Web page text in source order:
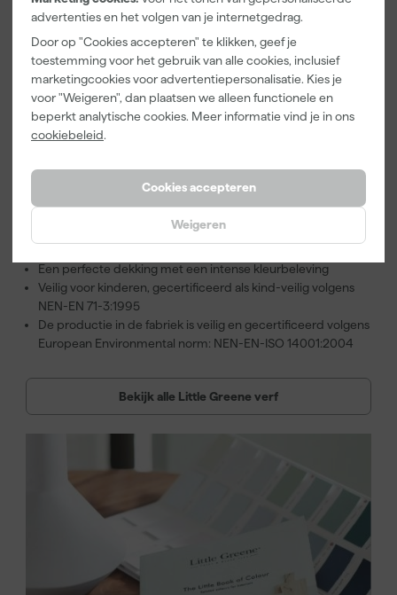
advertenties en het volgen van je internetgedrag.
Door op "Cookies accepteren" te klikken, geef je
toestemming voor het gebruik van alle cookies, inclusief
marketingcookies voor advertentiepersonalisatie. Kies je
voor "Weigeren", dan plaatsen we alleen functionele en
beperkt analytische cookies. Meer informatie vind je in ons
cookiebeleid.
Cookies accepteren
Weigeren
4,99
incl. BTW
Little Greene kopen bij
Profiteer van de voordelen van de kwalitatieve Little Greene
verf:
De producten hebben een lange levensduur
Een perfecte dekking met een intense kleurbeleving
Veilig voor kinderen, gecertificeerd als kind-veilig volgens
NEN-EN 71-3:1995
De productie in de fabriek is veilig en gecertificeerd volgens
European Environmental norm: NEN-EN-ISO 14001:2004
Bekijk alle Little Greene verf